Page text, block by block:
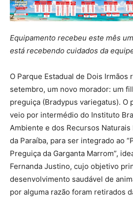
Equipamento recebeu este mês
está recebendo cuidados da
O Parque Estadual de Dois Irmãos
setembro, um novo morador: um
preguiça (Bradypus variegatus). O
veio por intermédio do Instituto
Ambiente e dos Recursos Naturais
da Paraíba, para ser integrado ao
Preguiça da Garganta Marrom”,
Fernanda Justino, cujo objetivo
desenvolvimento saudável de
por alguma razão foram retirados